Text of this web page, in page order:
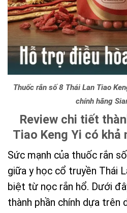
Thuốc rắn số 8 Thái Lan Tiao
chính hãng
Review chi tiết
Tiao Keng Yi có khả
Sức mạnh của thuốc rắn
giữa y học cổ truyền Thái
biệt từ nọc rắn hổ. Dưới
thành phần chính dựa trên